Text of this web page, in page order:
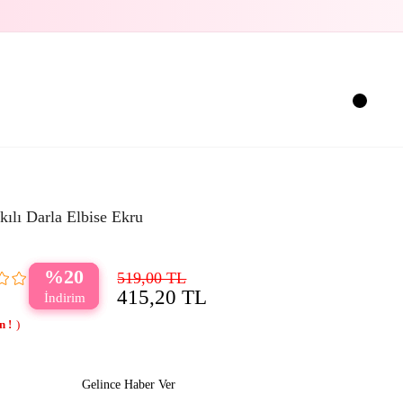
Darla Elbise Ekru
20 519,00 TL
415,20 TL
Gelince Haber Ver